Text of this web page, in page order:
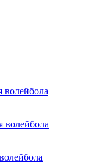
волейбола
волейбола